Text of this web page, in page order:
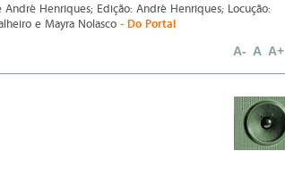
Henriques; Edição: André Henriques; Locução:
e Mayra Nolasco - Do Portal
A- A A+